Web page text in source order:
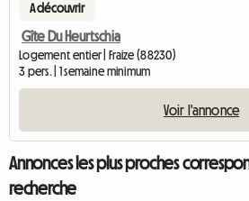
A découvrir
Gîte Du Heurtschia
Logement entier | Fraize (88230)
3 pers. | 1 semaine minimum
Voir l'annonce
Annonces les plus proches
recherche